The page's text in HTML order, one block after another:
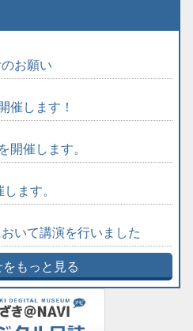
お願い
催します！
開催します。
ます。
いて講演を行いました
もっと見る